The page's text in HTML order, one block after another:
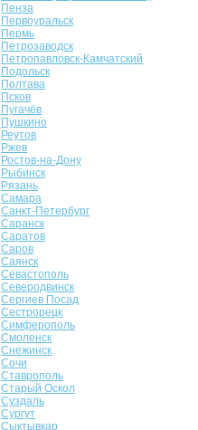
Пенза
Первоуральск
Пермь
Петрозаводск
Петропавловск-Камчатский
Подольск
Полтава
Псков
Пугачёв
Пушкино
Реутов
Ржев
Ростов-на-Дону
Рыбинск
Рязань
Самара
Санкт-Петербург
Саранск
Саратов
Саров
Саянск
Севастополь
Северодвинск
Сергиев Посад
Сестрорецк
Симферополь
Смоленск
Снежинск
Сочи
Ставрополь
Старый Оскол
Суздаль
Сургут
Сыктывкар